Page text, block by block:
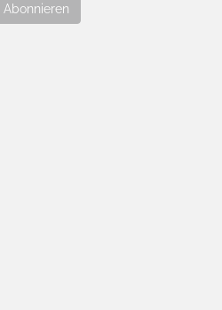
Abonnieren